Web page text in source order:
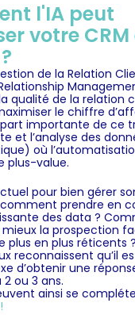
l'IA peut
votre CRM
de la Relation
qualité de la relation
le chiffre
importante de ce
et l’analyse des
où
plus-value.
pour bien gérer
prendre en
des data ?
la prospection
plus en plus réticents
reconnaissent qu’il
d’obtenir une
ou 3 ans.
ainsi se